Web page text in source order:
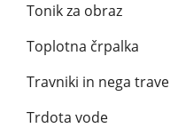
Tonik za obraz
Toplotna črpalka
Travniki in nega trave
Trdota vode